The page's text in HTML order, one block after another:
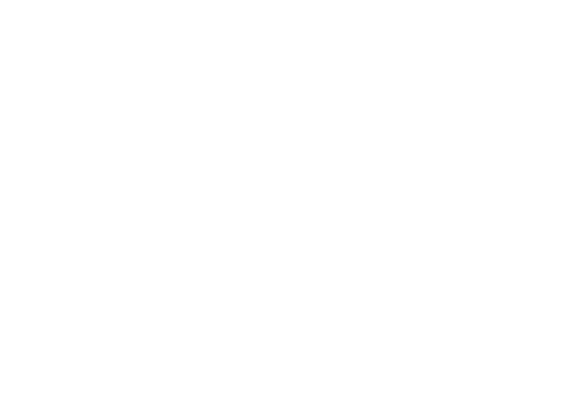
których technologia
emocje,